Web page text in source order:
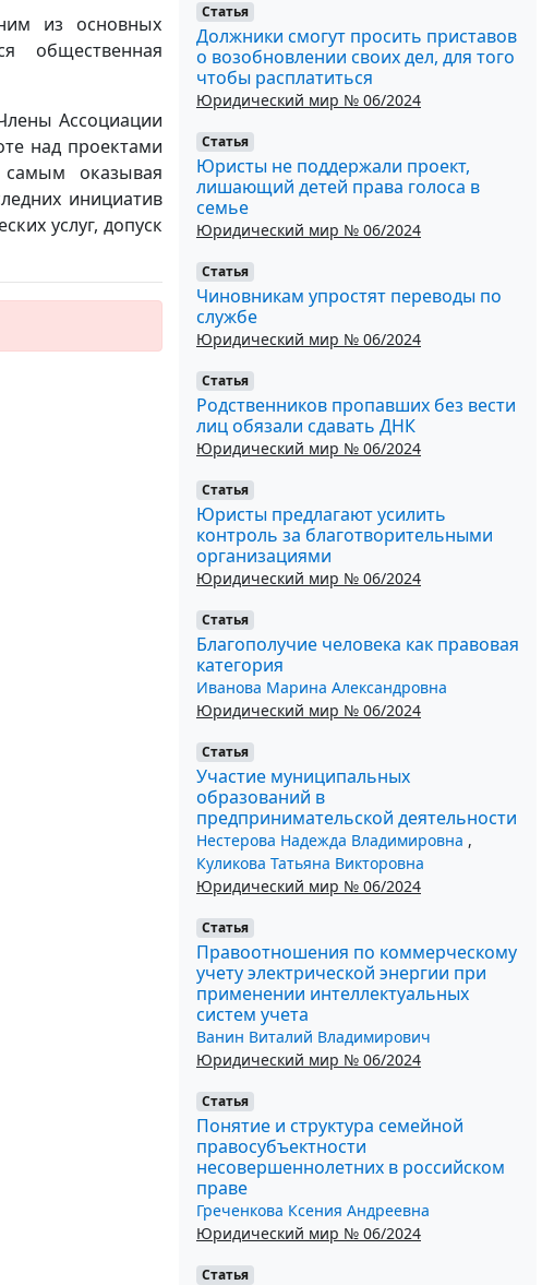
из основных
общественная
Ассоциации
над проектами
оказывая
инициатив
услуг, допуск
Статья
Должники смогут просить приставов
о возобновлении своих дел, для того
чтобы расплатиться
Юридический мир № 06/2024
Статья
Юристы не поддержали проект,
лишающий детей права голоса в
семье
Юридический мир № 06/2024
Статья
Чиновникам упростят переводы по
службе
Юридический мир № 06/2024
Статья
Родственников пропавших без вести
лиц обязали сдавать ДНК
Юридический мир № 06/2024
Статья
Юристы предлагают усилить
контроль за благотворительными
организациями
Юридический мир № 06/2024
Статья
Благополучие человека как правовая
категория
Иванова Марина Александровна
Юридический мир № 06/2024
Статья
Участие муниципальных
образований в
предпринимательской деятельности
Нестерова Надежда Владимировна ,
Куликова Татьяна Викторовна
Юридический мир № 06/2024
Статья
Правоотношения по коммерческому
учету электрической энергии при
применении интеллектуальных
систем учета
Ванин Виталий Владимирович
Юридический мир № 06/2024
Статья
Понятие и структура семейной
правосубъектности
несовершеннолетних в российском
праве
Греченкова Ксения Андреевна
Юридический мир № 06/2024
Статья